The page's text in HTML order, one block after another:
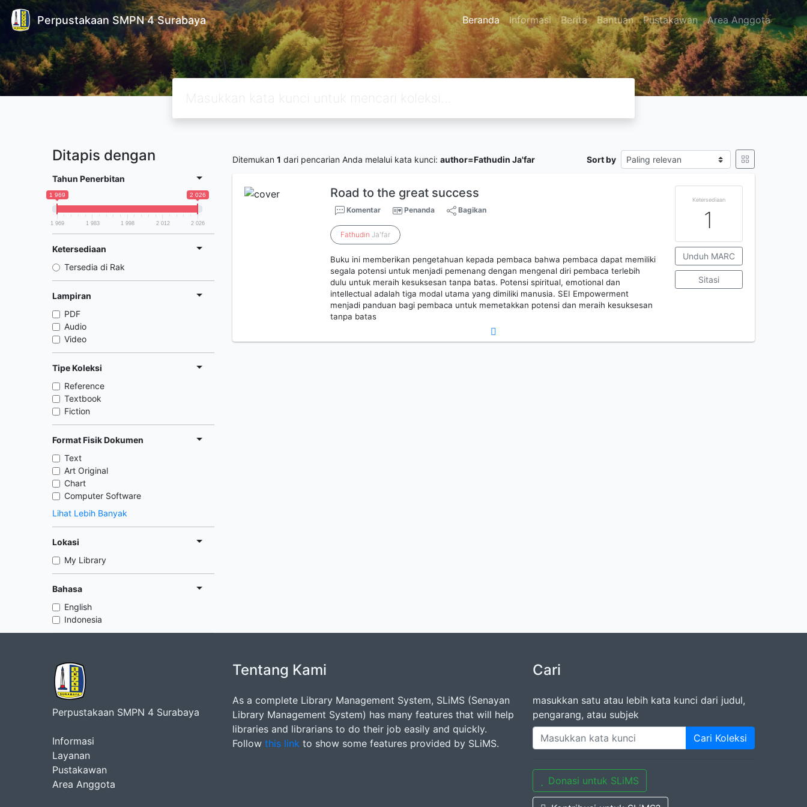
Perpustakaan SMPN 4 Surabaya Beranda Informasi Berita Bantuan Pustakawan Area Anggota
Ditapis dengan
Tahun Penerbitan
1 969 2 026
1 969 1 983 1 998 2 012 2 026
Ketersediaan
Tersedia di Rak
Lampiran
PDF
Audio
Video
Tipe Koleksi
Reference
Textbook
Fiction
Format Fisik Dokumen
Text
Art Original
Chart
Computer Software
Lihat Lebih Banyak
Lokasi
My Library
Bahasa
English
Indonesia
Ditemukan 1 dari pencarian Anda melalui kata kunci: author=Fathudin Ja'far Sort by
Road to the great success
Komentar Penanda Bagikan
Fathudin Ja'far
Buku ini memberikan pengetahuan kepada pembaca bahwa pembaca dapat memiliki
segala potensi untuk menjadi pemenang dengan mengenal diri pembaca terlebih
dulu untuk meraih kesuksesan tanpa batas. Potensi spiritual, emotional dan
intellectual adalah tiga modal utama yang dimiliki manusia. SEI Empowerment
menjadi panduan bagi pembaca untuk memetakkan potensi dan meraih kesuksesan
tanpa batas
Ketersediaan
1
Unduh MARC
Sitasi
Perpustakaan SMPN 4 Surabaya
Informasi
Layanan
Pustakawan
Area Anggota
Tentang Kami
As a complete Library Management System, SLiMS (Senayan
Library Management System) has many features that will help
libraries and librarians to do their job easily and quickly.
Follow this link to show some features provided by SLiMS.
Cari
masukkan satu atau lebih kata kunci dari judul,
pengarang, atau subjek
Cari Koleksi
Donasi untuk SLiMS